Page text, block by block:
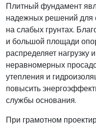
Плитный фундамент
надежных решений для
на слабых грунтах.
и большой площади
распределяет нагрузку
неравномерных
утепления и
повысить
службы основания.
При грамотном